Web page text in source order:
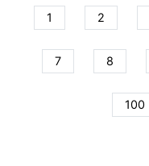
1 2
7 8
100